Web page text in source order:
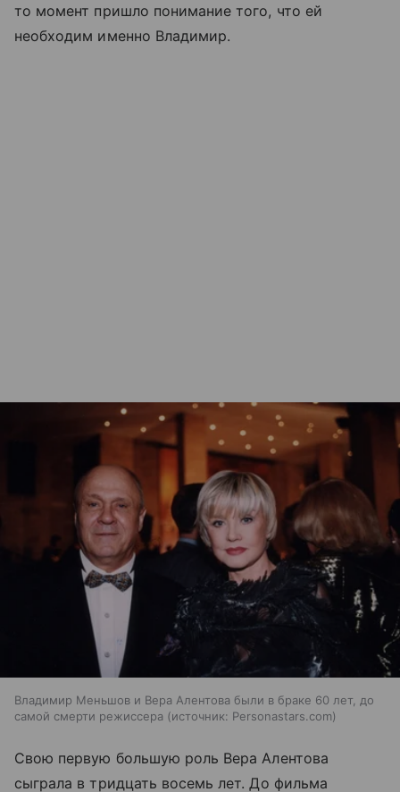
то момент пришло понимание того, что ей
необходим именно Владимир.
Владимир Меньшов и Вера Алентова были в браке 60 лет, до
самой смерти режиссера
источник: Personastars.com
Свою первую большую роль Вера Алентова
сыграла в тридцать восемь лет. До фильма